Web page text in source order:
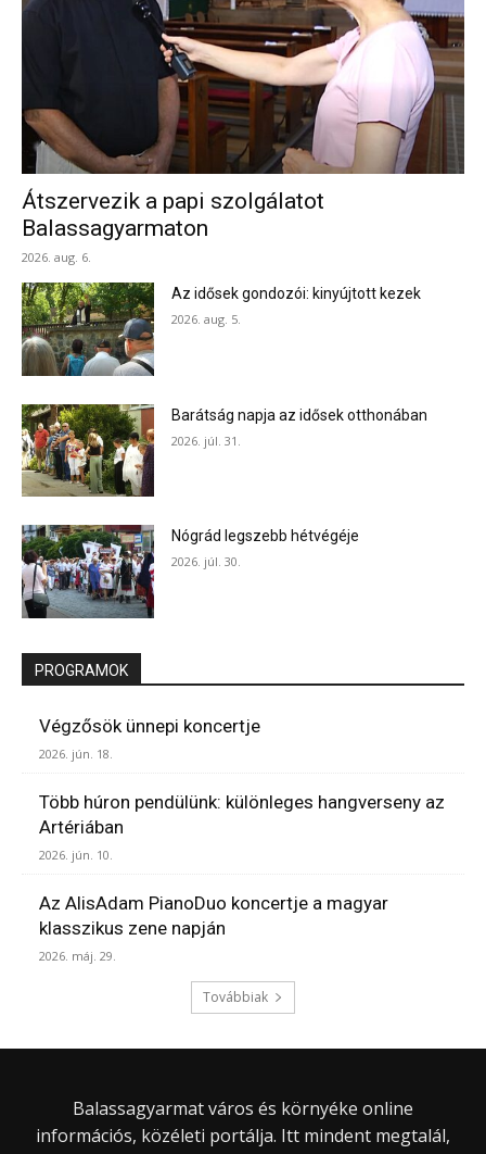
Átszervezik a papi szolgálatot
Balassagyarmaton
2026. aug. 6.
Az idősek gondozói: kinyújtott kezek
2026. aug. 5.
Barátság napja az idősek otthonában
2026. júl. 31.
Nógrád legszebb hétvégéje
2026. júl. 30.
PROGRAMOK
Végzősök ünnepi koncertje
2026. jún. 18.
Több húron pendülünk: különleges hangverseny az
Artériában
2026. jún. 10.
Az AlisAdam PianoDuo koncertje a magyar
klasszikus zene napján
2026. máj. 29.
Továbbiak
Balassagyarmat város és környéke online
információs, közéleti portálja. Itt mindent megtalál,